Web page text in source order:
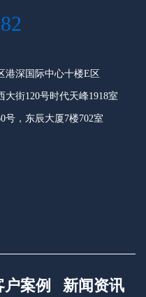
港深国际中心十楼E区
街120号时代天峰1918室
号，东辰大厦7楼702室
户案例 新闻资讯